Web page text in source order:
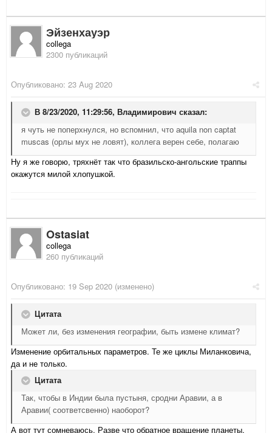
Эйзенхауэр
collega
2300 публикаций
Опубликовано: 23 Aug 2020
В 8/23/2020, 11:29:56, Владимирович сказал:
я чуть не поперхнулся, но вспомнил, что аquila non captat
muscas (орлы мух не ловят), коллега верен себе, полагаю
Ну я же говорю, тряхнёт так что бразильско-ангольские траппы
окажутся милой хлопушкой.
Ostasiat
collega
260 публикаций
Опубликовано: 19 Sep 2020 (изменено)
Цитата
Может ли, без изменения географии, быть измене климат?
Изменение орбитальных параметров. Те же циклы Миланковича,
да и не только.
Цитата
Так, чтобы в Индии была пустыня, сродни Аравии, а в
Аравии( соответсвенно) наоборот?
А вот тут сомневаюсь. Разве что обратное вращение планеты,